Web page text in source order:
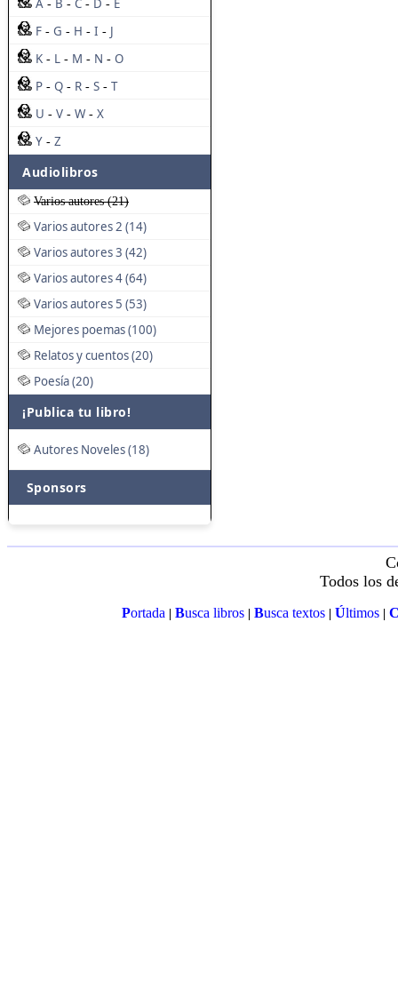
A - B - C - D - E
F - G - H - I - J
K - L - M - N - O
P - Q - R - S - T
U - V - W - X
Y - Z
Audiolibros
Varios autores (21)
Varios autores 2 (14)
Varios autores 3 (42)
Varios autores 4 (64)
Varios autores 5 (53)
Mejores poemas (100)
Relatos y cuentos (20)
Poesía (20)
¡Publica tu libro!
Autores Noveles (18)
Sponsors
Todos los
Portada| Busca libros| Busca textos| Últimos|